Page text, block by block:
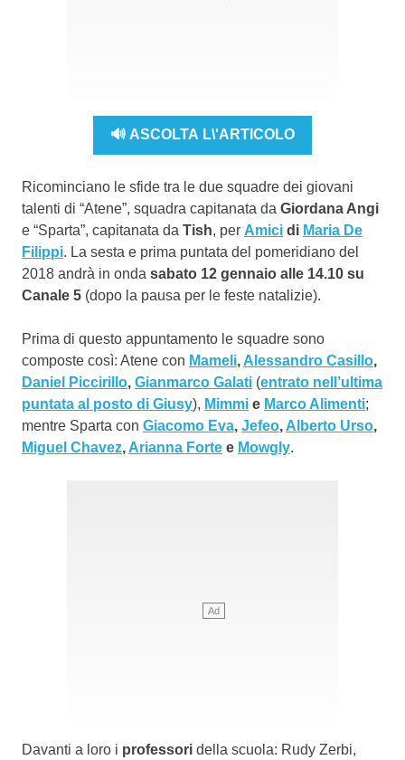
🔊 ASCOLTA L\'ARTICOLO
Ricominciano le sfide tra le due squadre dei giovani
talenti di “Atene”, squadra capitanata da Giordana Angi
e “Sparta”, capitanata da Tish, per Amici di Maria De
Filippi. La sesta e prima puntata del pomeridiano del
2018 andrà in onda sabato 12 gennaio alle 14.10 su
Canale 5 (dopo la pausa per le feste natalizie).
Prima di questo appuntamento le squadre sono
composte così: Atene con Mameli, Alessandro Casillo,
Daniel Piccirillo, Gianmarco Galati (entrato nell’ultima
puntata al posto di Giusy), Mimmi e Marco Alimenti;
mentre Sparta con Giacomo Eva, Jefeo, Alberto Urso,
Miguel Chavez, Arianna Forte e Mowgly.
Davanti a loro i professori della scuola: Rudy Zerbi,